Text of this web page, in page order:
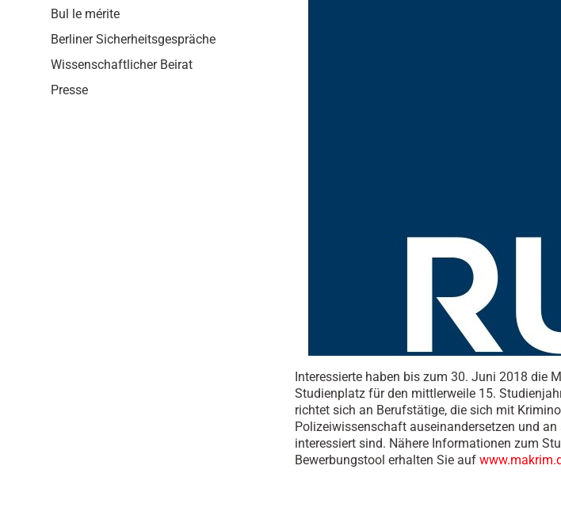
Interessierte haben bis zum 30. Juni 2018 die
Studienplatz für den mittlerweile 15.
richtet sich an Berufstätige, die sich mit
Polizeiwissenschaft auseinandersetzen und
interessiert sind. Nähere Informationen zum
Bewerbungstool erhalten Sie auf
Bul le mérite
Berliner Sicherheitsgespräche
Wissenschaftlicher Beirat
Presse